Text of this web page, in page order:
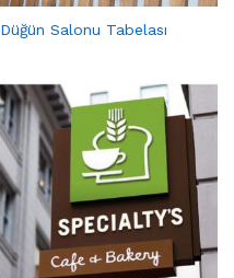
Düğün Salonu Tabelası